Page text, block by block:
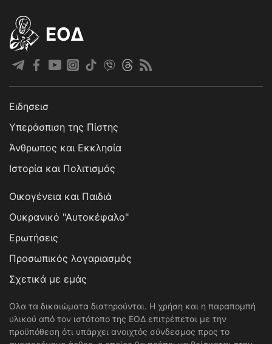
EOΔ
Ειδησεισ
Υπεράσπιση της Πίστης
Άνθρωπος και Εκκλησία
Ιστορία και Πολιτισμός
Οικογένεια και Παιδιά
Ουκρανικό "Αυτοκέφαλο"
Ερωτήσεις
Προσωπικός λογαριασμός
Σχετικά με εμάς
Ολα τα δικαιώματα διατηρούνται. Η χρήση και η παραπομπή
υλικού από τον ιστότοπο της ΕΟΔ επιτρέπεται με την
προϋπόθεση ότι υπάρχει ανοιχτός σύνδεσμος προς το